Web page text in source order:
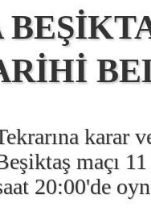
karar
maçı
20:00'de